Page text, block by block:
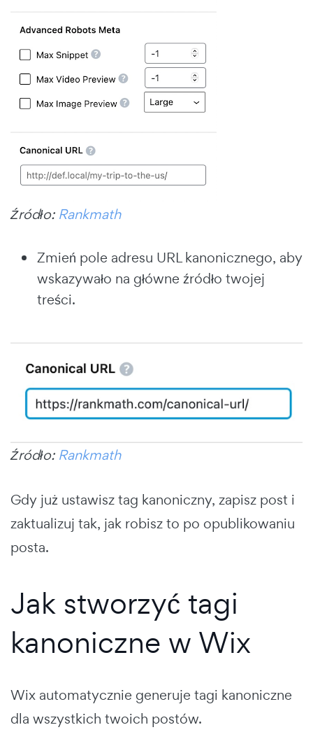
Źródło: Rankmath
Zmień pole adresu URL kanonicznego, aby
wskazywało na główne źródło twojej
treści.
Źródło: Rankmath
Gdy już ustawisz tag kanoniczny, zapisz post i
zaktualizuj tak, jak robisz to po opublikowaniu
posta.
Jak stworzyć tagi
kanoniczne w Wix
Wix automatycznie generuje tagi kanoniczne
dla wszystkich twoich postów.